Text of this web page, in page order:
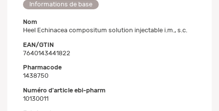
Informations de base
Nom
Heel Echinacea compositum solution injectable i.m., s.c.
EAN/GTIN
7640143441822
Pharmacode
1438750
Numéro d'article ebi-pharm
10130011